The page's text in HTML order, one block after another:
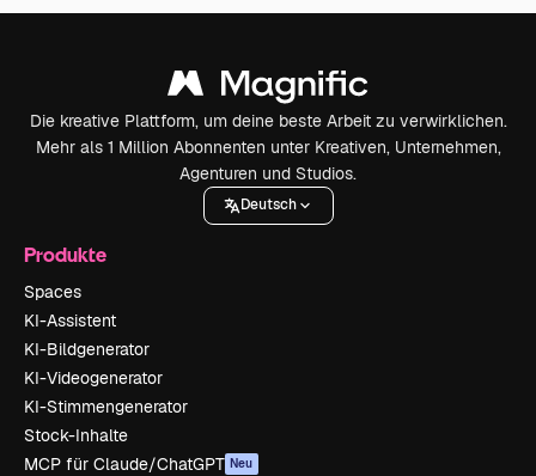
Die kreative Plattform, um deine beste Arbeit zu verwirklichen.
Mehr als 1 Million Abonnenten unter Kreativen, Unternehmen,
Agenturen und Studios.
Deutsch
Produkte
Spaces
KI-Assistent
KI-Bildgenerator
KI-Videogenerator
KI-Stimmengenerator
Stock-Inhalte
MCP für Claude/ChatGPT Neu